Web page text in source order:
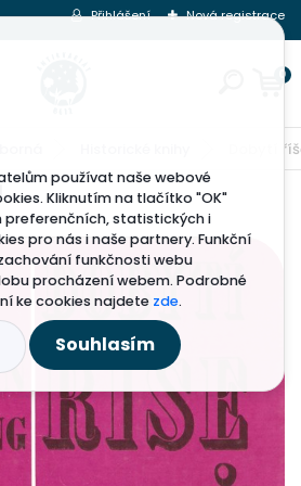
používat naše webové
Kliknutím na tlačítko "OK"
preferenčních, statistických i
pro nás i naše partnery. Funkční
funkčnosti webu
procházení webem. Podrobné
ke cookies najdete zde.
Souhlasím
Přihlášení Nová registrace
0
Dobytí